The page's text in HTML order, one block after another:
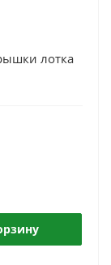
лотка